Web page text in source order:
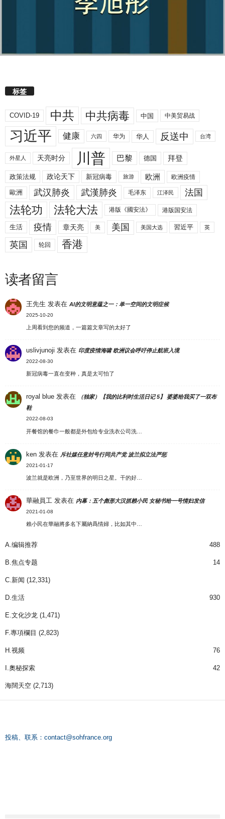
标签
COVID-19 中共 中共病毒 中国 中美贸易战
习近平 健康 六四 华为 华人 反送中 台湾
外星人 天亮时分 川普 巴黎 德国 拜登
政策法规 政论天下 新冠病毒 旅游 欧洲 欧洲疫情
歐洲 武汉肺炎 武漢肺炎 毛泽东 江泽民 法国
法轮功 法轮大法 港版《國安法》 港版国安法
生活 疫情 章天亮 美 美国 美国大选 習近平 英
英国 轮回 香港
读者留言
王先生 发表在AI的文明意蕴之一：单一空间的文明症候
2025-10-20
上周看到您的频道，一篇篇文章写的太好了
uslivjunoji 发表在 印度疫情海啸 欧洲议会呼吁停止航班入境
2022-08-30
新冠病毒一直在变种，真是太可怕了
royal blue 发表在
（独家）【我的比利时生活日记 5】 婆婆给我买了一双布
鞋
2022-08-03
开餐馆的餐巾一般都是外包给专业洗衣公司洗…
ken 发表在 斥社媒任意封号行同共产党 波兰拟立法严惩
2021-01-17
波兰就是欧洲，乃至世界的明日之星。干的好…
華融員工 发表在 内幕：五个彪形大汉抓赖小民 女秘书给一号情妇发信
2021-01-08
賴小民在華融將多名下屬納爲情婦，比如其中…
A.编辑推荐 488
B.焦点专题 14
C.新闻 (12,331)
D.生活 930
E.文化沙龙 (1,471)
F.專項欄目 (2,823)
H.视频 76
I.奧秘探索 42
海闊天空 (2,713)
投稿、联系： contact@sohfrance.org